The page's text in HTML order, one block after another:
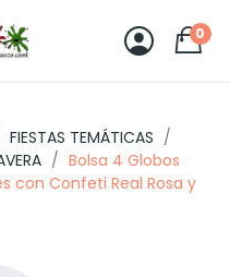
0
FIESTAS TEMÁTICAS
Bolsa 4 Globos
con Confeti Real Rosa y